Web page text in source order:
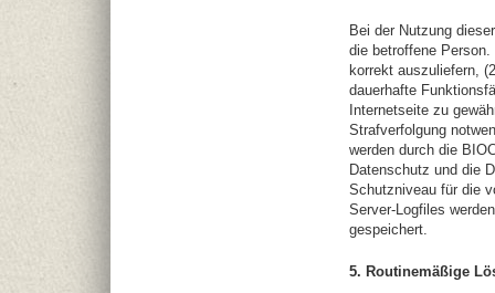
Bei der Nutzung
die betroffene
korrekt auszuliefern,
dauerhafte
Internetseite zu
Strafverfolgung
werden durch die
Datenschutz und die
Schutzniveau für die
Server-Logfiles
gespeichert.
5. Routinemäßige